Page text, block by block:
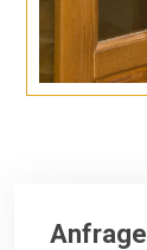
Anfrage